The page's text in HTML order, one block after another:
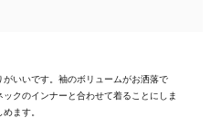
いいです。袖のボリュームがお洒落で
クのインナーと合わせて着ることにしま
ます。